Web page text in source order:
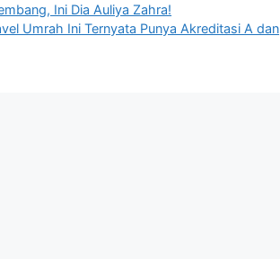
Ini Dia Auliya Zahra!
Umrah Ini Ternyata Punya Akreditasi A dan